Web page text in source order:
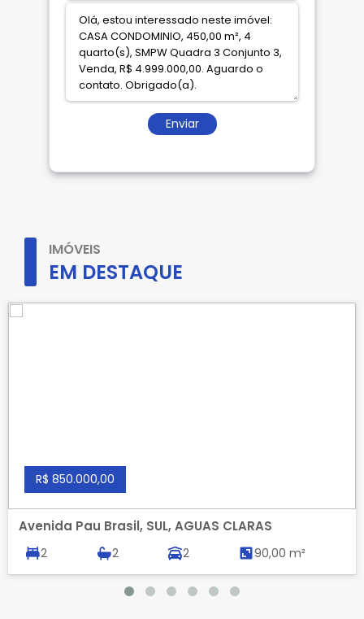
Enviar
IMÓVEIS
EM DESTAQUE
R$ 850.000,00
Avenida Pau Brasil, SUL, AGUAS CLARAS
2 2 2 90,00 m²